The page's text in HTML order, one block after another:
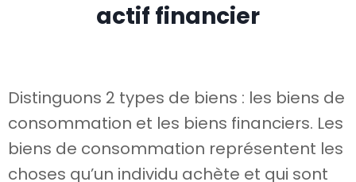
actif financier
Distinguons 2 types de biens : les biens de
consommation et les biens financiers. Les
biens de consommation représentent les
choses qu’un individu achète et qui sont